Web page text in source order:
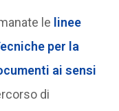
le linee
per la
ai sensi
di